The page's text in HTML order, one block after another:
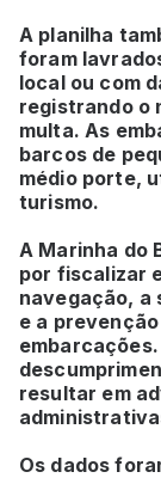
A planilha
foram
local ou com
registrando o
multa. As
barcos de
médio porte,
turismo.
A Marinha do
por fiscalizar
navegação, a
e a
resultar em
Os dados